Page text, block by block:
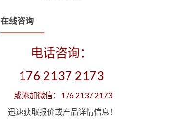
在线咨询
电话咨询：
176 2137 2173
或添加微信：176 2137 2173
迅速获取报价或产品详情信息！